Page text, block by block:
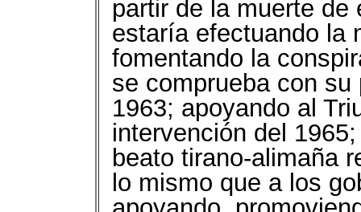
partir de la muerte
estaría efectuando la
fomentando la
se comprueba con
1963; apoyando al
intervención del
beato tirano-alimaña
lo mismo que a los